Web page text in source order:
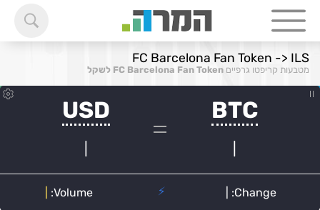
FC Barcelona Fan Token -> ILS
מטבעות קריפטו גרפיים FC Barcelona Fan Token לשקל